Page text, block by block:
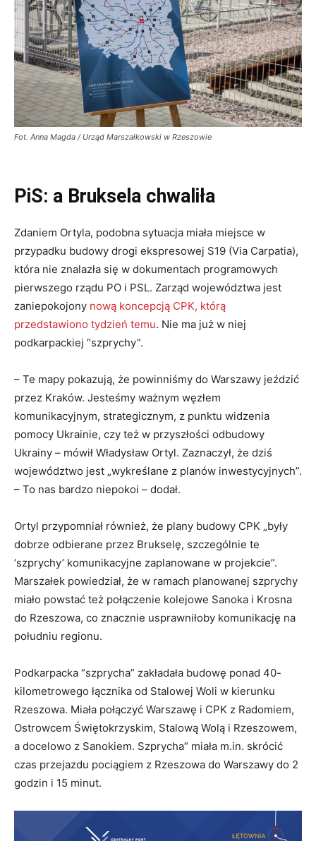
Fot. Anna Magda / Urząd Marszałkowski w Rzeszowie
PiS: a Bruksela chwaliła
Zdaniem Ortyla, podobna sytuacja miała miejsce w
przypadku budowy drogi ekspresowej S19 (Via Carpatia),
która nie znalazła się w dokumentach programowych
pierwszego rządu PO i PSL. Zarząd województwa jest
zaniepokojony nową koncepcją CPK, którą
przedstawiono tydzień temu. Nie ma już w niej
podkarpackiej “szprychy”.
– Te mapy pokazują, że powinniśmy do Warszawy jeździć
przez Kraków. Jesteśmy ważnym węzłem
komunikacyjnym, strategicznym, z punktu widzenia
pomocy Ukrainie, czy też w przyszłości odbudowy
Ukrainy – mówił Władysław Ortyl. Zaznaczył, że dziś
województwo jest „wykreślane z planów inwestycyjnych”.
– To nas bardzo niepokoi – dodał.
Ortyl przypomniał również, że plany budowy CPK „były
dobrze odbierane przez Brukselę, szczególnie te
‘szprychy’ komunikacyjne zaplanowane w projekcie”.
Marszałek powiedział, że w ramach planowanej szprychy
miało powstać też połączenie kolejowe Sanoka i Krosna
do Rzeszowa, co znacznie usprawniłoby komunikację na
południu regionu.
Podkarpacka “szprycha” zakładała budowę ponad 40-
kilometrowego łącznika od Stalowej Woli w kierunku
Rzeszowa. Miała połączyć Warszawę i CPK z Radomiem,
Ostrowcem Świętokrzyskim, Stalową Wolą i Rzeszowem,
a docelowo z Sanokiem. Szprycha” miała m.in. skrócić
czas przejazdu pociągiem z Rzeszowa do Warszawy do 2
godzin i 15 minut.